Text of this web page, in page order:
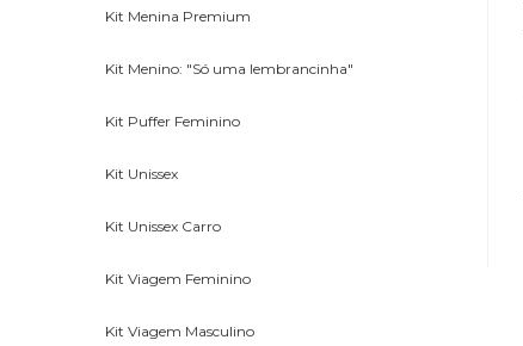
Kit Menina Premium
Kit Menino: "Só uma lembrancinha"
Kit Puffer Feminino
Kit Unissex
Kit Unissex Carro
Kit Viagem Feminino
Kit Viagem Masculino